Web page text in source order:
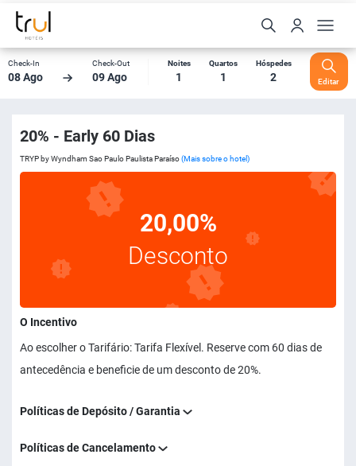
Check-In
08 Ago
Check-Out
09 Ago
Noites
1
Quartos
1
Hóspedes
2 Editar
20% - Early 60 Dias
TRYP by Wyndham Sao Paulo Paulista Paraíso(Mais sobre o hotel)
20,00%
Desconto
O Incentivo
Ao escolher o Tarifário: Tarifa Flexível. Reserve com 60 dias de
antecedência e beneficie de um desconto de 20%.
Políticas de Depósito / Garantia
Políticas de Cancelamento